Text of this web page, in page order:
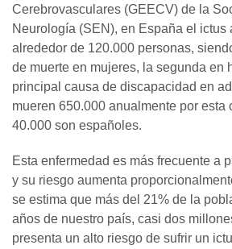
Cerebrovasculares (GEECV) de la
Neurología (SEN), en España el ictus
alrededor de 120.000 personas,
de muerte en mujeres, la segunda en
principal causa de discapacidad en
mueren 650.000 anualmente por esta
40.000 son españoles.
Esta enfermedad es más frecuente a
y su riesgo aumenta
se estima que más del 21% de la
años de nuestro país, casi dos
presenta un alto riesgo de sufrir un